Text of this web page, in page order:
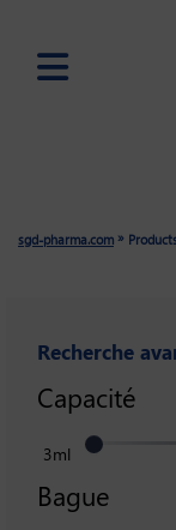
sgd-pharma.com »
Recherche
3ml
Capacité
Bague